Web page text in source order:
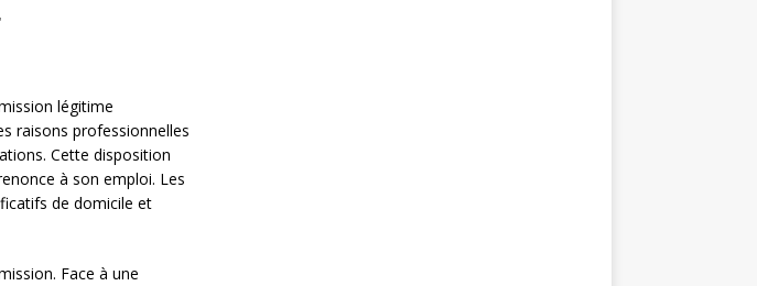
légitime
raisons professionnelles
Cette disposition
à son emploi. Les
de domicile et
Face à une